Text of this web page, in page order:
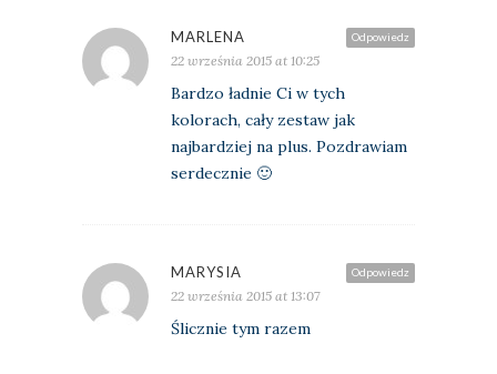
Odpowiedz
MARLENA
22 września 2015 at 10:25
Bardzo ładnie Ci w tych
kolorach, cały zestaw jak
najbardziej na plus. Pozdrawiam
serdecznie 🙂
Odpowiedz
MARYSIA
22 września 2015 at 13:07
Ślicznie tym razem